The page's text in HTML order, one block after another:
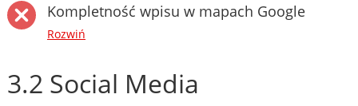
Kompletność wpisu w mapach Google
Rozwiń
3.2 Social Media